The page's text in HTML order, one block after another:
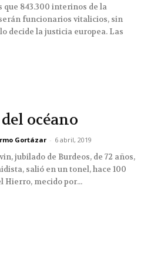
que 843.300 interinos de la
funcionarios vitalicios, sin
decide la justicia europea. Las
océano
Gortázar - 6 abril, 2019
jubilado de Burdeos, de 72 años,
salió en un tonel, hace 100
Hierro, mecido por...